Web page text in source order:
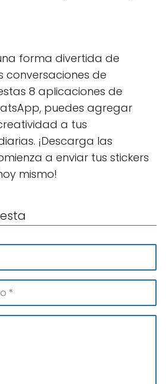
forma divertida de
conversaciones de
8 aplicaciones de
puedes agregar
a tus
¡Descarga las
a enviar tus stickers
mismo!